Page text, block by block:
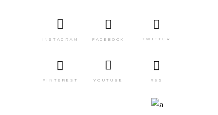
INSTAGRAM FACEBOOK TWITTER
PINTEREST YOUTUBE RSS